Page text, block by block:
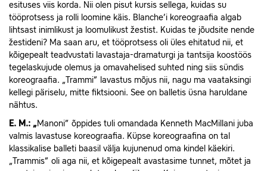
esituses viis korda. Nii olen pisut kursis sellega, kuidas su
tööprotsess ja rolli loomine käis. Blanche’i koreograafia algab
lihtsast inimlikust ja loomulikust žestist. Kuidas te jõudsite nende
žestideni? Ma saan aru, et tööprotsess oli üles ehitatud nii, et
kõigepealt teadvustati lavastaja-dramaturgi ja tantsija koostöös
tegelaskujude olemus ja omavahelised suhted ning siis sündis
koreograafia. „Trammi” lavastus mõjus nii, nagu ma vaataksingi
kellegi päriselu, mitte fiktsiooni. See on balletis üsna haruldane
nähtus.
E. M.: „Manoni” õppides tuli omandada Kenneth MacMillani juba
valmis lavastuse koreograafia. Küpse koreograafina on tal
klassikalise balleti baasil välja kujunenud oma kindel käekiri.
„Trammis” oli aga nii, et kõigepealt avastasime tunnet, mõtet ja